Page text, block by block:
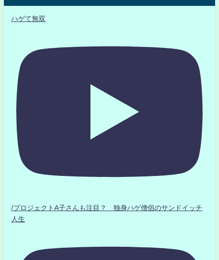
ハゲて無双
/プロジェクトA子さんも注目？ 独身ハゲ僧侶のサンドイッチ
人生